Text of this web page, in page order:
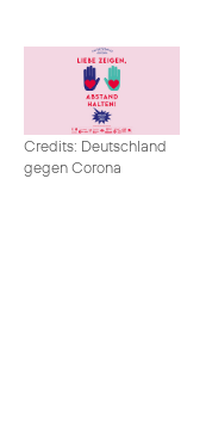
Credits: Deutschland
gegen Corona